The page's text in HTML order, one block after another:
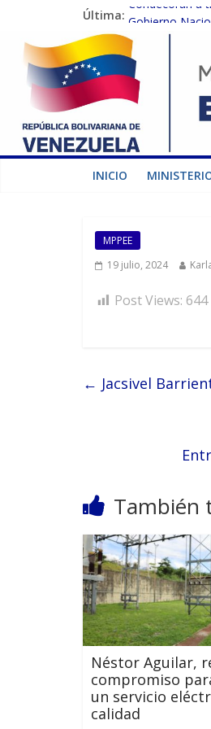
Última: Condecoran a
Gobierno
Inspeccionan
Gobierno
INICIO
MPPEE
19 julio, 2024
Post Views: 644
← Jacsivel
También
Néstor Aguilar,
compromiso
un servicio
calidad